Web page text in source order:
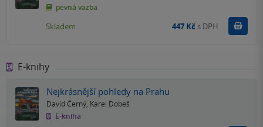
pevná vazba
Skladem 447 Kč s DPH
E-knihy
Nejkrásnější pohledy na Prahu
David Černý Karel Dobeš
E-kniha